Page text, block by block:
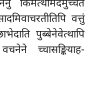
किमत्थमिदमुच्चते
वत्तुं
पुब्बेनेवेत्थापि
च्चासङ्कियाह-